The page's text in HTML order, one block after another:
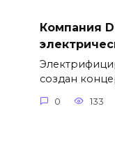
Компания
создан
0 133